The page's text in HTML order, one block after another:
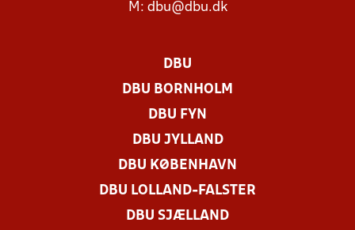
M: dbu@dbu.dk
DBU
DBU BORNHOLM
DBU FYN
DBU JYLLAND
DBU KØBENHAVN
DBU LOLLAND-FALSTER
DBU SJÆLLAND